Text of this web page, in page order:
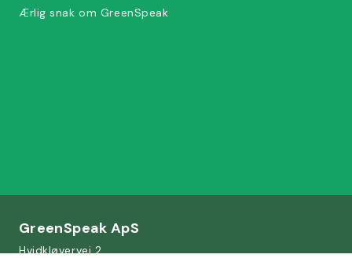
Ærlig snak om GreenSpeak
GreenSpeak ApS
Hvidkløvervej 2